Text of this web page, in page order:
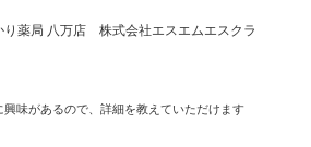
り薬局 八万店 株式会社エスエムエスクラ
興味があるので、詳細を教えていただけます